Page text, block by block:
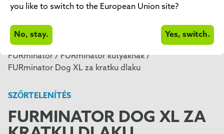
FURminátor / FURminátor kutyáknak /
FURminator Dog XL za kratku dlaku
SZŐRTELENÍTÉS
FURMINATOR DOG XL ZA
you like to switch to the European Union site?
No, stay. Yes, switch.